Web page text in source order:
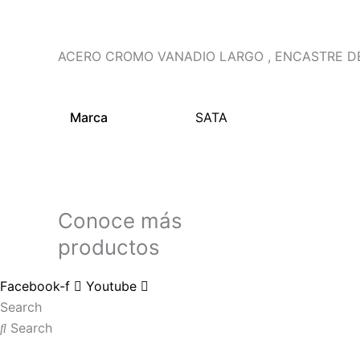
ACERO CROMO VANADIO LARGO , ENCASTRE
Marca SATA
Conoce más
productos
Facebook-f
Youtube
Search
Search